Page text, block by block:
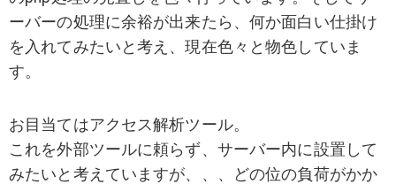
ーバーの処理に余裕が出来たら、何か面白い仕掛け
を入れてみたいと考え、現在色々と物色していま
す。
お目当てはアクセス解析ツール。
これを外部ツールに頼らず、サーバー内に設置して
みたいと考えていますが、、、どの位の負荷がかか